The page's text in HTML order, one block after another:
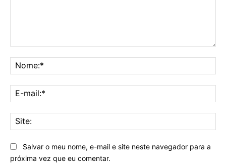
Salvar o meu nome, e-mail e site neste navegador para a
próxima vez que eu comentar.